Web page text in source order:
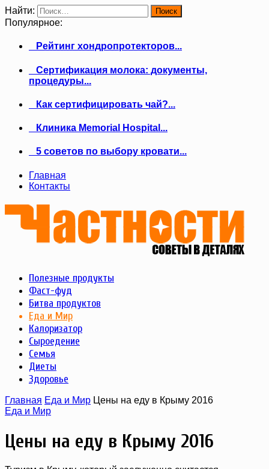
Найти:
Популярное:
Рейтинг хондропротекторов...
Сертификация молока: документы,
процедуры...
Как сертифицировать чай?...
Клиника Memorial Hospital...
5 советов по выбору кровати...
Главная
Контакты
Полезные продукты
Фаст-фуд
Битва продуктов
Еда и Мир
Калоризатор
Сыроедение
Семья
Диеты
Здоровье
Главная Еда и Мир Цены на еду в Крыму 2016
Еда и Мир
Цены на еду в Крыму 2016